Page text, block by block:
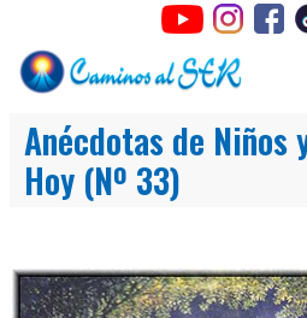
Anécdotas de Niños
Hoy (Nº 33)